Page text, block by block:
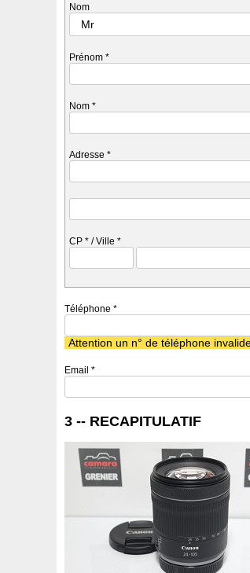
Nom
Prénom *
Nom *
Adresse *
CP * / Ville *
Téléphone *
Attention un n° de téléphone
Email *
3 -- RECAPITULATIF